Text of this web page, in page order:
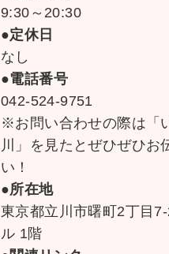
9:30～20:30
●定休日
なし
●電話番号
042-524-9751
※お問い合わせの際は「
川」を見たとぜひぜひお
い！
●所在地
東京都立川市曙町2丁目
ル 1階